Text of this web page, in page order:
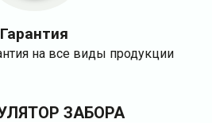
Гарантия
на все виды продукции
ЗАБОРА